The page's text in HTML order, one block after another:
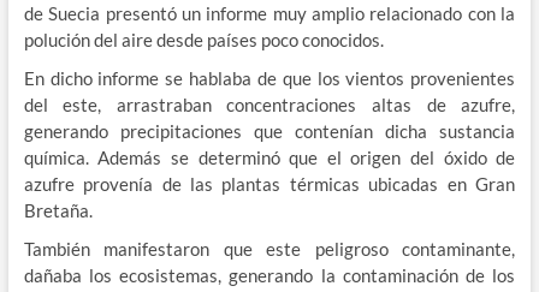
de Suecia presentó un informe muy amplio relacionado con la
polución del aire desde países poco conocidos.
En dicho informe se hablaba de que los vientos provenientes
del este, arrastraban concentraciones altas de azufre,
generando precipitaciones que contenían dicha sustancia
química. Además se determinó que el origen del óxido de
azufre provenía de las plantas térmicas ubicadas en Gran
Bretaña.
También manifestaron que este peligroso contaminante,
dañaba los ecosistemas, generando la contaminación de los